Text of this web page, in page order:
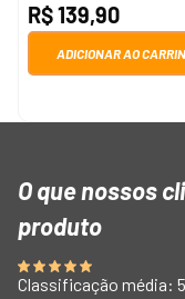
R$139,90
ADICIONAR AO
O que
Classificação média: 5